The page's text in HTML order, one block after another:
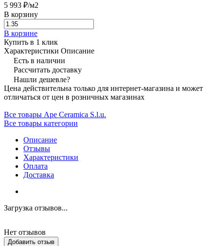
5 993 ₽/м2
В корзину
В корзине
Купить в 1 клик
Характеристики Описание
Есть в наличии
Рассчитать доставку
Нашли дешевле?
Цена действительна только для интернет-магазина и может
отличаться от цен в розничных магазинах
Все товары Ape Ceramica S.l.u.
Все товары категории
Описание
Отзывы
Характеристики
Оплата
Доставка
Загрузка отзывов...
Нет отзывов
Добавить отзыв